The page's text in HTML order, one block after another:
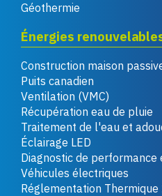
Géothermie
Énergies
Construction maison
Puits canadien
Ventilation (VMC)
Récupération eau de pluie
Traitement de l'eau et
Éclairage LED
Diagnostic de performance
Véhicules électriques
Réglementation